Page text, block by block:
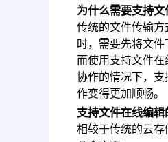
为什么需要支持文
传统的文件传输
时，需要先将文
而使用支持文件
协作的情况下，
作变得更加顺畅。
支持文件在线编
相较于传统的云